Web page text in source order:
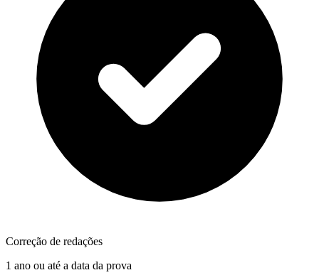
Correção de redações
1 ano ou até a data da prova